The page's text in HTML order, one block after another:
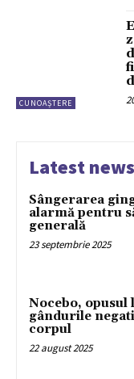
CUNOAȘTERE
Latest news
Sângerarea
alarmă pentru
generală
23 septembrie 2025
Nocebo, opusul
gândurile
corpul
22 august 2025